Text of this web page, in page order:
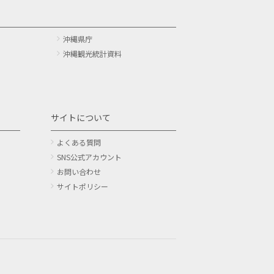
沖縄県庁
沖縄観光統計資料
サイトについて
よくある質問
SNS公式アカウント
お問い合わせ
サイトポリシー